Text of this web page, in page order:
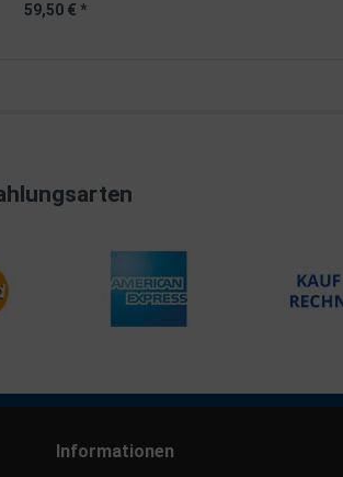
59,50 € *
Informationen